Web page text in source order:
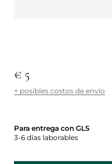
€ 5
+ posibles costos de envío
Para entrega con GLS
3-6 días laborables